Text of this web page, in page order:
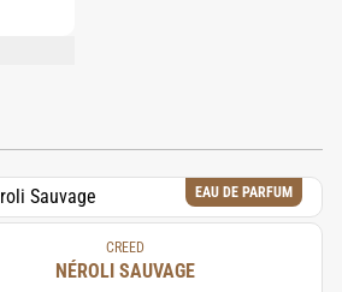
EAU DE PARFUM
CREED
NÉROLI SAUVAGE